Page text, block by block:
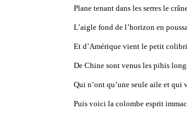
Plane tenant dans les serres le
L’aigle fond de l’horizon en
Et d’Amérique vient le petit colibri
De Chine sont venus les pihis
Qui n’ont qu’une seule aile et qui
Puis voici la colombe esprit